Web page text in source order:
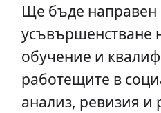
Ще бъде направен
усъвършенстване
обучение и
работещите в
анализ, ревизия и